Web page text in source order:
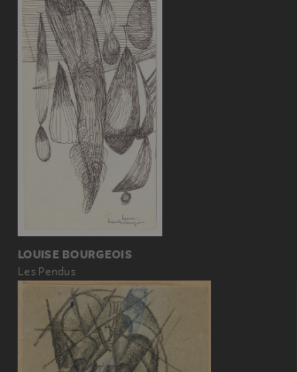
LOUISE BOURGEOIS
Les Pendus